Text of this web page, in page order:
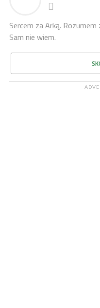
Sercem za Arką.
Sam nie wiem.